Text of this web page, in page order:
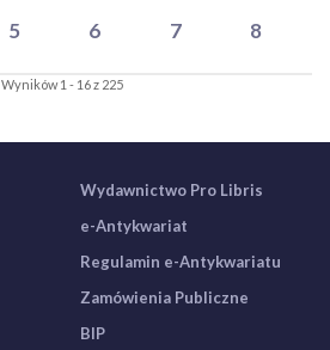
5 6 7 8
Wyników 1 - 16 z 225
Wydawnictwo Pro Libris
e-Antykwariat
Regulamin e-Antykwariatu
Zamówienia Publiczne
BIP